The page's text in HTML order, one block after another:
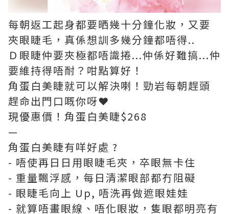
每朝返工起身都要晒幾十分鐘化妝，又要
夾眼睫毛，真係想訓多幾分鐘都唔得..
Ｄ眼睫仲要夾極都唔識捲...仲係好難搞...仲
要維持得唔耐？咁點算好！
角蛋白美睫就可以解決喇！勁岩每朝趕頭
趕命出門口嘅你呀❤
現優惠價！角蛋白美睫$268
—
角蛋白美睫有咩好處 ?
- 唔使再日日用眼睫毛夾，卒眼無卡住
- 重量飄浮感，每日清潔眼部都冇阻礙
- 眼睫毛向上 Up, 唔洗再做遮眼娃娃
- 就算唔畫眼線、唔化眼妝，隻眼都明亮有